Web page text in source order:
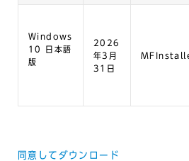
Windows
10 日本語
版
2026
年3月
31日
同意してダウンロード